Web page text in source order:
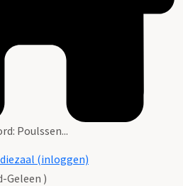
Poulssen...
(inloggen)
Geleen )